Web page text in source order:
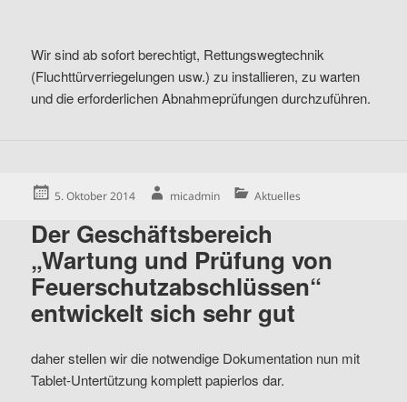
Wir sind ab sofort berechtigt, Rettungswegtechnik
(Fluchttürverriegelungen usw.) zu installieren, zu warten
und die erforderlichen Abnahmeprüfungen durchzuführen.
Posted
5. Oktober 2014 Author
micadmin Categories
Aktuelles
Der Geschäftsbereich
„Wartung und Prüfung von
Feuerschutzabschlüssen“
entwickelt sich sehr gut
daher stellen wir die notwendige Dokumentation nun mit
Tablet-Untertützung komplett papierlos dar.